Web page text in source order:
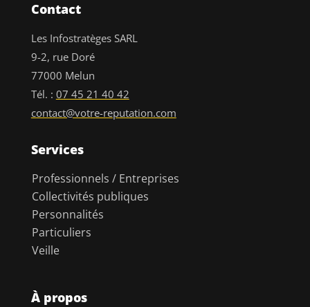
Contact
Les Infostratèges SARL
9-2, rue Doré
77000 Melun
Tél. : 07 45 21 40 42
contact@votre-reputation.com
Services
Professionnels / Entreprises
Collectivités publiques
Personnalités
Particuliers
Veille
À propos